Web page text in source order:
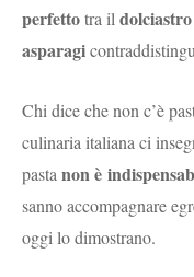
perfettotra il
asparagi
Chi dice che non c’è
culinaria italiana ci
pasta non è
sanno accompagnare
oggi lo dimostrano.